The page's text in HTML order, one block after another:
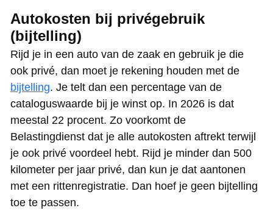
Autokosten bij privégebruik
(bijtelling)
Rijd je in een auto van de zaak en gebruik je die
ook privé, dan moet je rekening houden met de
bijtelling. Je telt dan een percentage van de
cataloguswaarde bij je winst op. In 2026 is dat
meestal 22 procent. Zo voorkomt de
Belastingdienst dat je alle autokosten aftrekt terwijl
je ook privé voordeel hebt. Rijd je minder dan 500
kilometer per jaar privé, dan kun je dat aantonen
met een rittenregistratie. Dan hoef je geen bijtelling
toe te passen.